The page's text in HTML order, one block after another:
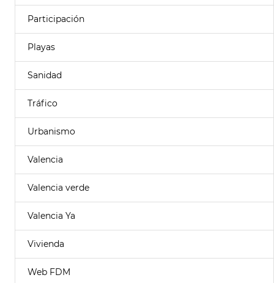
Participación
Playas
Sanidad
Tráfico
Urbanismo
Valencia
Valencia verde
Valencia Ya
Vivienda
Web FDM